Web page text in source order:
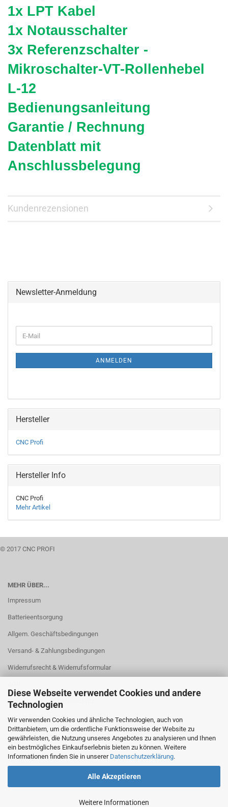
Diese Webseite verwendet Cookies und andere
Technologien
Wir verwenden Cookies und ähnliche Technologien, auch von
Drittanbietern, um die ordentliche Funktionsweise der Website zu
gewährleisten, die Nutzung unseres Angebotes zu analysieren und Ihnen
ein bestmögliches Einkaufserlebnis bieten zu können. Weitere
Informationen finden Sie in unserer Datenschutzerklärung.
Alle Akzeptieren
Weitere Informationen
1x LPT Kabel
1x Notausschalter
3x Referenzschalter -
Mikroschalter-VT-Rollenhebel
L-12
Bedienungsanleitung
Garantie / Rechnung
Datenblatt mit
Anschlussbelegung
Kundenrezensionen
Newsletter-Anmeldung
ZUR
E-
Mail
ANMELDEN
Hersteller
CNC Profi
Hersteller Info
CNC Profi
Mehr Artikel
© 2017 CNC PROFI
MEHR ÜBER...
Impressum
Batterieentsorgung
Allgem. Geschäftsbedingungen
Versand- & Zahlungsbedingungen
Widerrufsrecht & Widerrufsformular
Privatsphäre und Datenschutz
Cookie Einstellungen